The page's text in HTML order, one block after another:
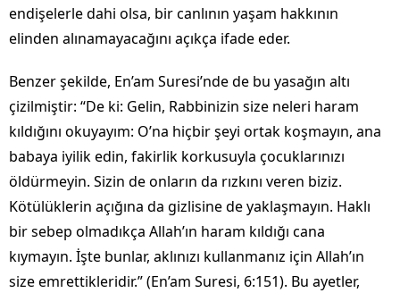
endişelerle dahi olsa, bir canlının yaşam hakkının
elinden alınamayacağını açıkça ifade eder.
Benzer şekilde, En’am Suresi’nde de bu yasağın altı
çizilmiştir: “De ki: Gelin, Rabbinizin size neleri haram
kıldığını okuyayım: O’na hiçbir şeyi ortak koşmayın, ana
babaya iyilik edin, fakirlik korkusuyla çocuklarınızı
öldürmeyin. Sizin de onların da rızkını veren biziz.
Kötülüklerin açığına da gizlisine de yaklaşmayın. Haklı
bir sebep olmadıkça Allah’ın haram kıldığı cana
kıymayın. İşte bunlar, aklınızı kullanmanız için Allah’ın
size emrettikleridir.” (En’am Suresi, 6:151). Bu ayetler,